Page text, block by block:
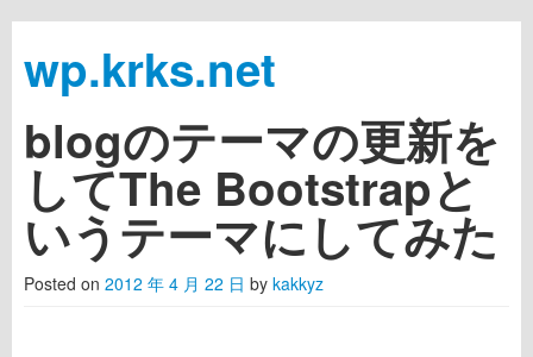
wp.krks.net
Main menu
Skip to primary content
Skip to secondary content
blogのテーマの更新を
してThe Bootstrapと
いうテーマにしてみた
Posted on 2012 年 4 月 22 日 by kakkyz